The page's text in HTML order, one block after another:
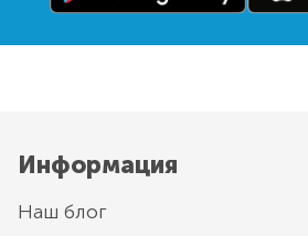
Информация
Наш блог